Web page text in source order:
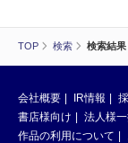
TOP 検索 検索結果
会社概要 IR情報
書店様向け
法人様
作品の利用について